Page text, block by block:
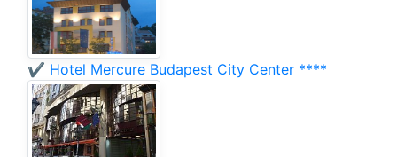
✔️ Hotel Mercure Budapest City Center ****